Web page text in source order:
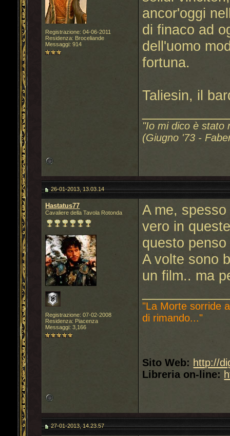
Registrazione: 04-06-2011
Residenza: Broceliande
Messaggi: 914
ancor'oggi
di finaco ad
dell'uomo
fortuna.
Taliesin, il
"Io mi dico è stato
(Giugno '73 -
26-01-2013, 13.03.14
Hastatus77
Cavaliere della Tavola Rotonda
Registrazione: 07-02-2008
Residenza: Piacenza
Messaggi: 3,166
A me,
vero in
questo
A volte sono
un film.. ma
"La Morte sorride
di rimando..."
Sito Web: http://
Libreria on-line:
27-01-2013, 14.23.57